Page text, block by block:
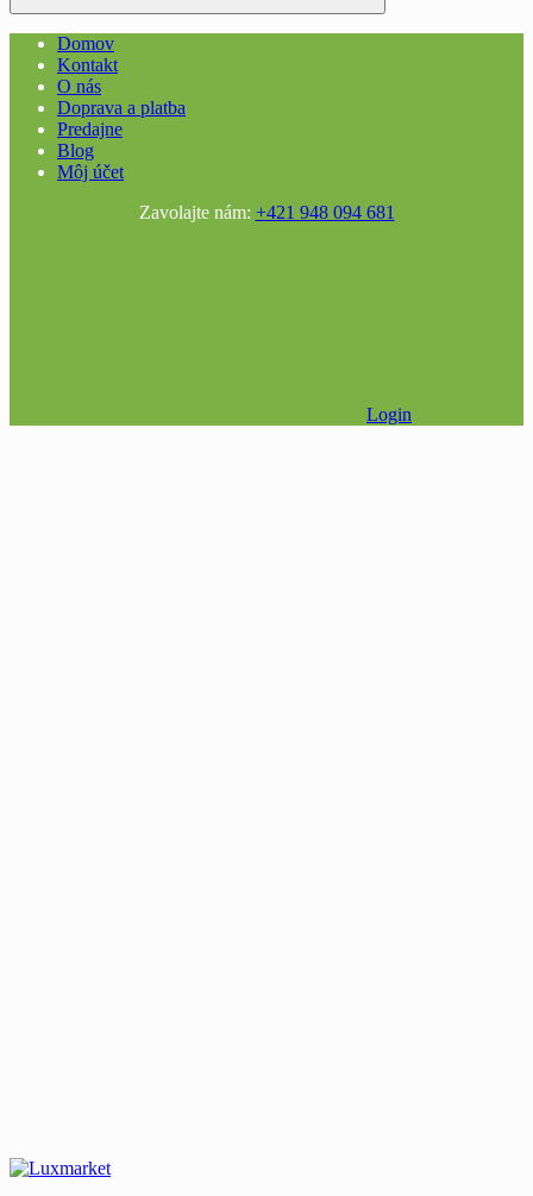
Domov
Kontakt
O nás
Doprava a platba
Predajne
Blog
Môj účet
Zavolajte nám: +421 948 094 681
Login